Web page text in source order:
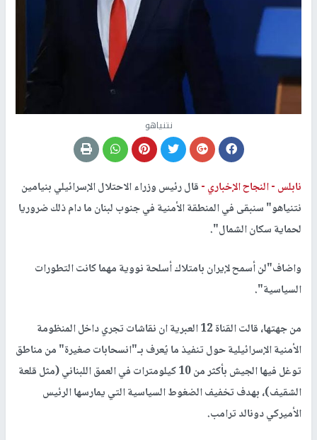
نتنياهو
نابلس -النجاح الإخباري -قال رئيس وزراء الاحتلال الإسرائيلي بنيامين
نتنياهو" سنبقى في المنطقة الأمنية في جنوب لبنان ما دام ذلك ضروريا
لحماية سكان الشمال".
واضاف"لن أسمح لإيران بامتلاك أسلحة نووية مهما كانت التطورات
السياسية".
من جهتها، قالت القناة 12 العبرية ان نقاشات تجري داخل المنظومة
الأمنية الإسرائيلية حول تنفيذ ما يُعرف بـ"انسحابات صغيرة" من مناطق
توغل فيها الجيش بأكثر من 10 كيلومترات في العمق اللبناني (مثل قلعة
الشقيف)، بهدف تخفيف الضغوط السياسية التي يمارسها الرئيس
الأميركي دونالد ترامب.